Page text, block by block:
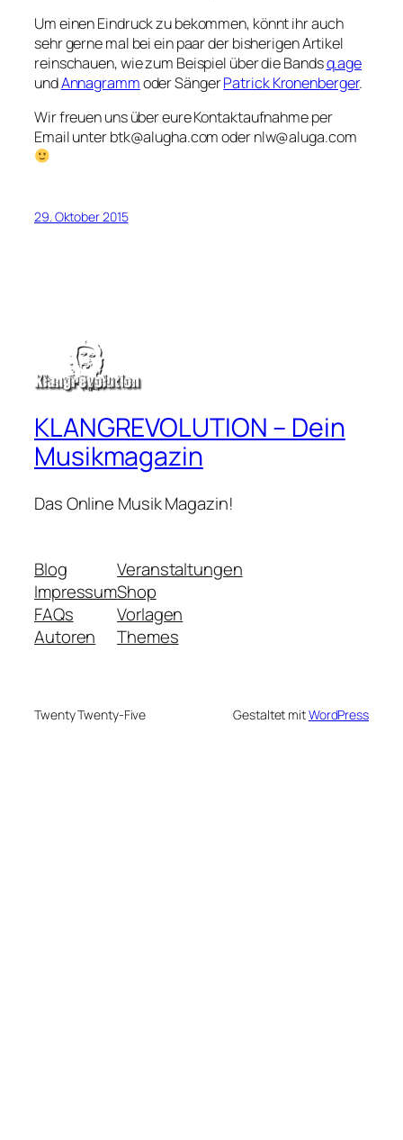
Um einen Eindruck zu bekommen, könnt ihr auch
sehr gerne mal bei ein paar der bisherigen Artikel
reinschauen, wie zum Beispiel über die Bandsq.age
undAnnagrammoder SängerPatrick Kronenberger.
Wir freuen uns über eure Kontaktaufnahme per
Email unter btk@alugha.com oder nlw@aluga.com
29. Oktober 2015
KLANGREVOLUTION – Dein
Musikmagazin
Das Online Musik Magazin!
Blog
Impressum
FAQs
Autoren
Veranstaltungen
Shop
Vorlagen
Themes
Twenty Twenty-Five Gestaltet mitWordPress